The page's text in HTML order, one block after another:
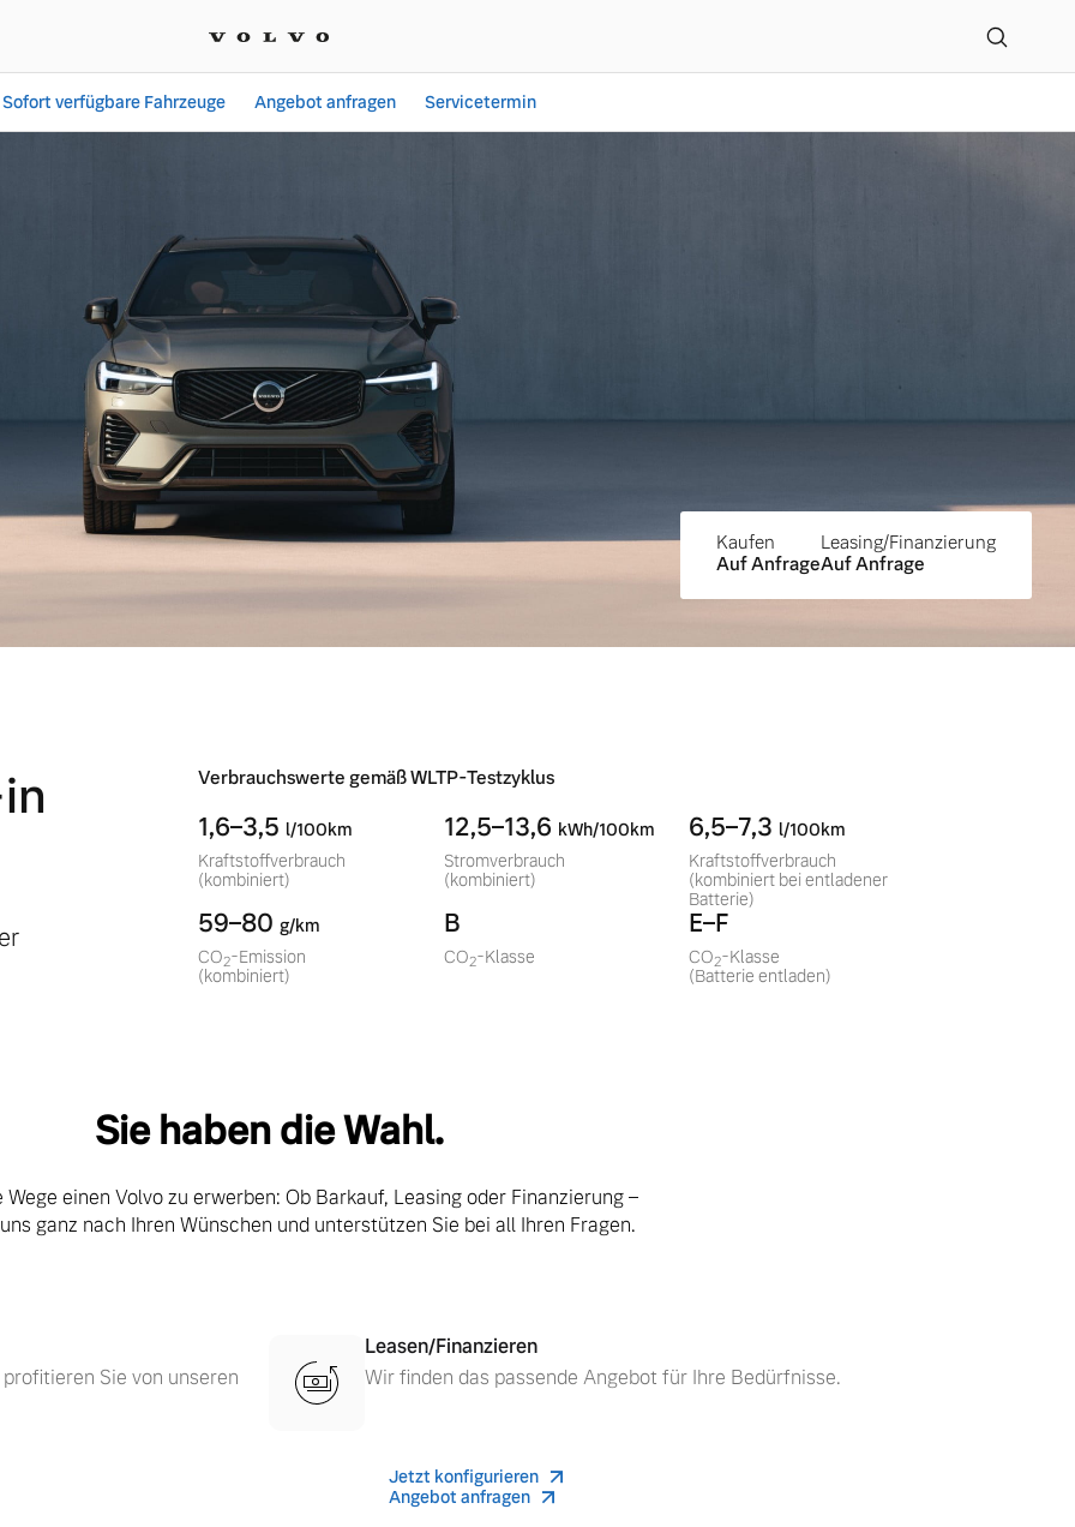
bei Coenen Motors GmbH Volvo-
Sofort verfügbare Fahrzeuge Angebot anfragen Servicetermin
Original Volvo Winter- und Sommer Kompletträder.
Kaufen
Auf Anfrage
Leasing/Finanzierung
Auf Anfrage
Verbrauchswerte gemäß WLTP-Testzyklus
1,6–3,5 l/100km
Kraftstoffverbrauch
(kombiniert)
12,5–13,6 kWh/100km
Stromverbrauch
(kombiniert)
6,5–7,3 l/100km
Kraftstoffverbrauch
(kombiniert bei entladener
Batterie)
59–80 g/km
CO2-Emission
(kombiniert)
B
CO2-Klasse
E–F
CO2-Klasse
(Batterie entladen)
Sie haben die Wahl.
Wege einen Volvo zu erwerben: Ob Barkauf, Leasing oder Finanzierung –
ganz nach Ihren Wünschen und unterstützen Sie bei all Ihren Fragen.
Sie von unseren
Leasen/Finanzieren
Wir finden das passende Angebot für Ihre Bedürfnisse.
Jetzt konfigurieren
Angebot anfragen